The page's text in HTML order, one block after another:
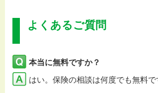
よくあるご質問
本当に無料ですか？
はい。保険の相談は何度でも無料で